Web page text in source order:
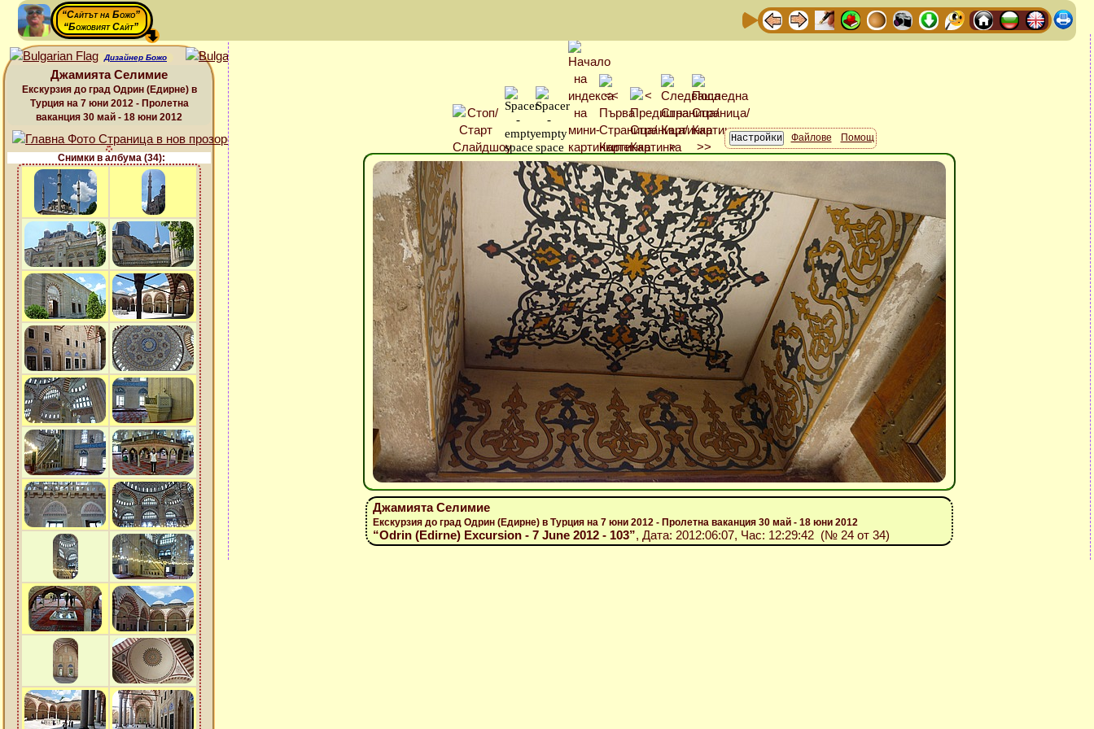
“Сайтът на Божо”
“Божовият Сайт”
Дизайнер Божо
Джамията Селимие
Екскурзия до град Одрин (Едирне) в
Турция на 7 юни 2012 - Пролетна
ваканция 30 май - 18 юни 2012
Снимки в албума (34):
Файлове Помощ
Джамията Селимие
Екскурзия до град Одрин (Едирне) в Турция на 7 юни 2012 - Пролетна ваканция 30 май - 18 юни 2012
“Odrin (Edirne) Excursion - 7 June 2012 - 103”, Дата: 2012:06:07, Час: 12:29:42 (№ 24 от 34)